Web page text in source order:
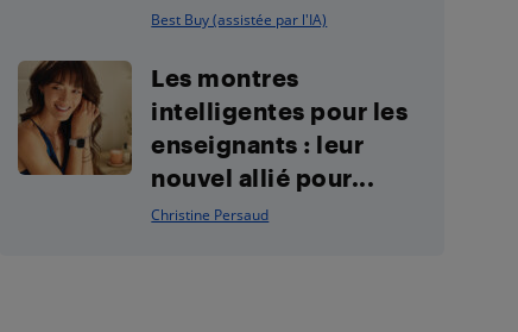
Best Buy (assistée par l'IA)
Les montres
intelligentes pour les
enseignants : leur
nouvel allié pour...
Christine Persaud